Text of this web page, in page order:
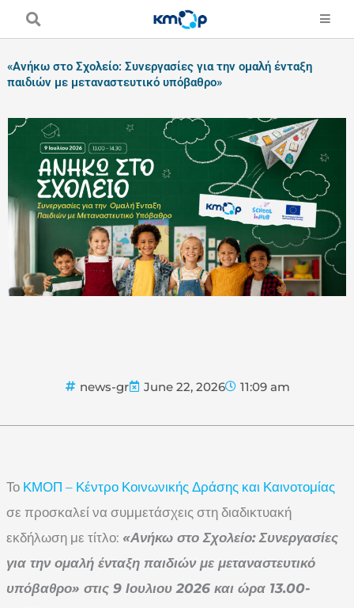
«Ανήκω στο Σχολείο: Συνεργασίες για την oμαλή ένταξη
παιδιών με μεταναστευτικό υπόβαθρο»
news-gr June 22, 2026 11:09 am
Το ΚΜΟΠ – Κέντρο Κοινωνικής Δράσης και Καινοτομίας
σε προσκαλεί να συμμετάσχεις στη διαδικτυακή
εκδήλωση με τίτλο: «Ανήκω στο Σχολείο: Συνεργασίες
για την ομαλή ένταξη παιδιών με μεταναστευτικό
υπόβαθρο» στις 9 Ιουλιου 2026 και ώρα 13.00-